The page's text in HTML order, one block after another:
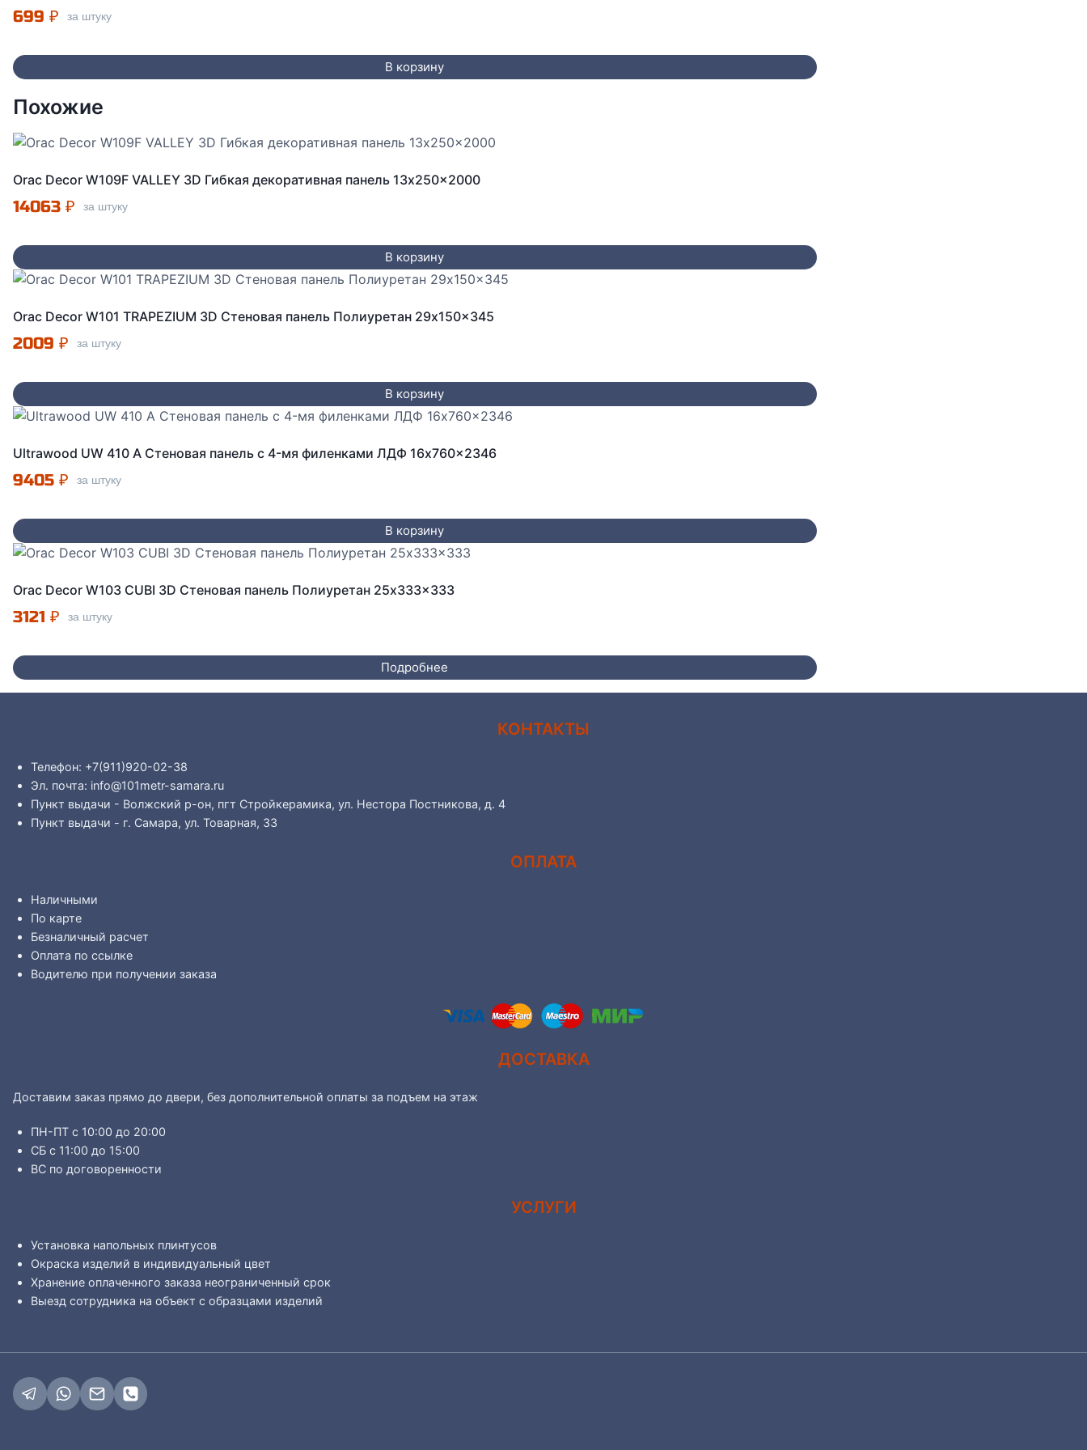
699 ₽ за штуку
В корзину
Похожие
Orac Decor W109F VALLEY 3D Гибкая декоративная панель 13x250x2000
14063 ₽ за штуку
В корзину
Orac Decor W101 TRAPEZIUM 3D Стеновая панель Полиуретан 29x150x345
2009 ₽ за штуку
В корзину
Ultrawood UW 410 А Стеновая панель c 4-мя филенками ЛДФ 16x760x2346
9405 ₽ за штуку
В корзину
Orac Decor W103 CUBI 3D Стеновая панель Полиуретан 25x333x333
3121 ₽ за штуку
Подробнее
КОНТАКТЫ
Телефон: +7(911)920-02-38
Эл. почта: info@101metr-samara.ru
Пункт выдачи - Волжский р-он, пгт Стройкерамика, ул. Нестора Постникова, д. 4
Пункт выдачи - г. Самара, ул. Товарная, 33
ОПЛАТА
Наличными
По карте
Безналичный расчет
Оплата по ссылке
Водителю при получении заказа
ДОСТАВКА
Доставим заказ прямо до двери, без дополнительной оплаты за подъем на этаж
ПН-ПТ с 10:00 до 20:00
СБ с 11:00 до 15:00
ВС по договоренности
УСЛУГИ
Установка напольных плинтусов
Окраска изделий в индивидуальный цвет
Хранение оплаченного заказа неограниченный срок
Выезд сотрудника на объект с образцами изделий